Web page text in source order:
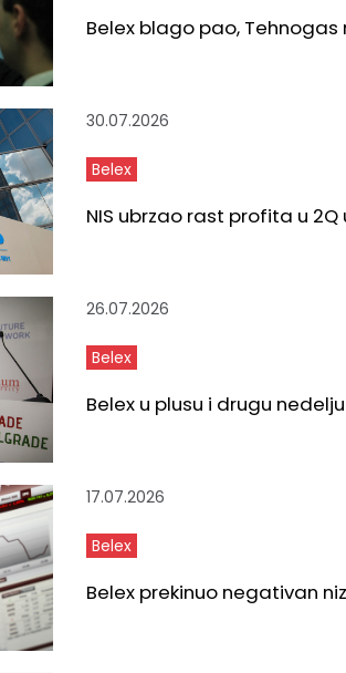
Belex blago pao,
30.07.2026
Belex
NIS ubrzao rast profita u
26.07.2026
Belex
Belex u plusu i drugu
17.07.2026
Belex
Belex prekinuo negativan